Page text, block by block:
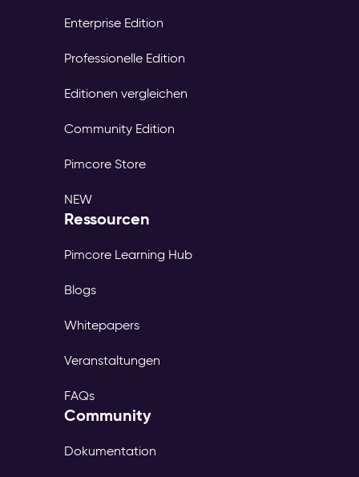
Enterprise Edition
Professionelle Edition
Editionen vergleichen
Community Edition
Pimcore Store
NEW
Ressourcen
Pimcore Learning Hub
Blogs
Whitepapers
Veranstaltungen
FAQs
Community
Dokumentation